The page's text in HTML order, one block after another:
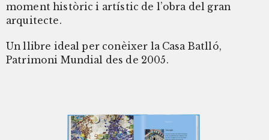
moment històric i artístic de l’obra del gran
arquitecte.
Un llibre ideal per conèixer la Casa Batlló,
Patrimoni Mundial des de 2005.